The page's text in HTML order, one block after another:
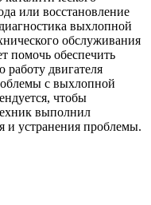
или восстановление
выхлопной
обслуживания
помочь обеспечить
двигателя
с выхлопной
чтобы
выполнил
и устранения проблемы.